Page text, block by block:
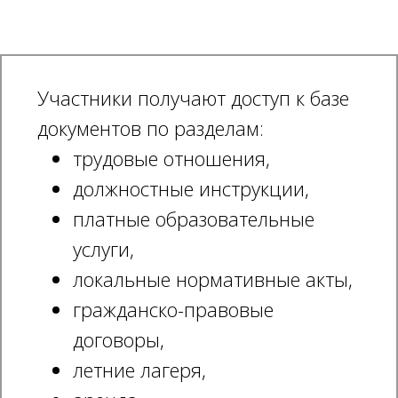
Участники получают доступ к базе
документов по разделам:
трудовые отношения,
должностные инструкции,
платные образовательные
услуги,
локальные нормативные акты,
гражданско-правовые
договоры,
летние лагеря,